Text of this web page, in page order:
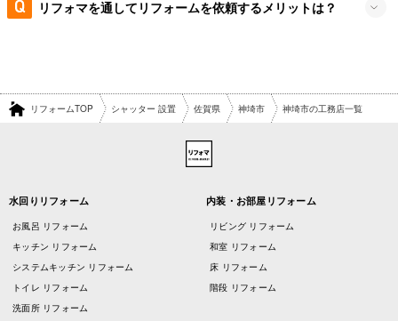
リフォマを通してリフォームを依頼するメリットは？
リフォームTOP シャッター 設置 佐賀県 神埼市 神埼市の工務店一覧
水回りリフォーム
お風呂 リフォーム
キッチン リフォーム
システムキッチン リフォーム
トイレ リフォーム
洗面所 リフォーム
内装・お部屋リフォーム
リビング リフォーム
和室 リフォーム
床 リフォーム
階段 リフォーム